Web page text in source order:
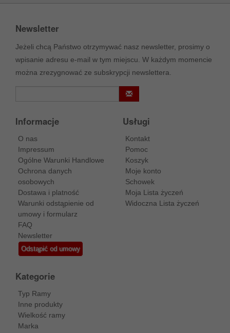
Newsletter
Jeżeli chcą Państwo otrzymywać nasz newsletter, prosimy o
wpisanie adresu e-mail w tym miejscu. W każdym momencie
można zrezygnować ze subskrypcji newslettera.
Informacje
O nas
Impressum
Ogólne Warunki Handlowe
Ochrona danych
osobowych
Dostawa i platność
Warunki odstąpienie od
umowy i formularz
FAQ
Newsletter
Odstąpić od umowy
Usługi
Kontakt
Pomoc
Koszyk
Moje konto
Schowek
Moja Lista życzeń
Widoczna Lista życzeń
Kategorie
Typ Ramy
Inne produkty
Wielkość ramy
Marka